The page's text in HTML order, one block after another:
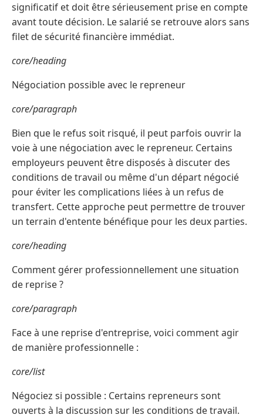
significatif et doit être sérieusement prise en compte
avant toute décision. Le salarié se retrouve alors sans
filet de sécurité financière immédiat.
core/heading
Négociation possible avec le repreneur
core/paragraph
Bien que le refus soit risqué, il peut parfois ouvrir la
voie à une négociation avec le repreneur. Certains
employeurs peuvent être disposés à discuter des
conditions de travail ou même d'un départ négocié
pour éviter les complications liées à un refus de
transfert. Cette approche peut permettre de trouver
un terrain d'entente bénéfique pour les deux parties.
core/heading
Comment gérer professionnellement une situation
de reprise ?
core/paragraph
Face à une reprise d'entreprise, voici comment agir
de manière professionnelle :
core/list
Négociez si possible : Certains repreneurs sont
ouverts à la discussion sur les conditions de travail.